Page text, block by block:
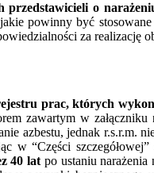
o
powinny być
za realizację
prac, których
zawartym w
azbestu, jednak r.s.r.m.
w “Części
40 lat po ustaniu